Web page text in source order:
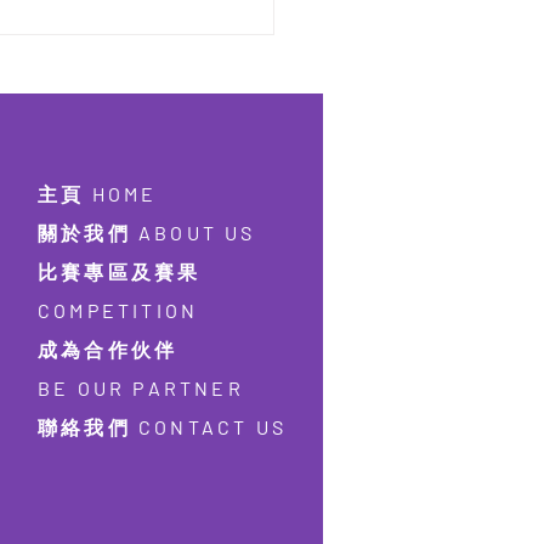
主頁 HOME
關於我們 ABOUT US
比賽專區及賽果
COMPETITION
成為合作伙伴
BE OUR PARTNER
聯絡我們 CONTACT US